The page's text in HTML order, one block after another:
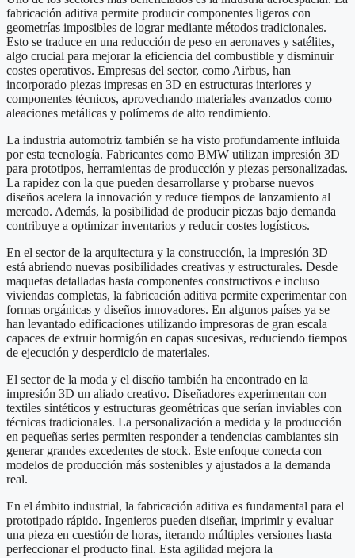
fabricación aditiva permite producir componentes ligeros con
geometrías imposibles de lograr mediante métodos tradicionales.
Esto se traduce en una reducción de peso en aeronaves y satélites,
algo crucial para mejorar la eficiencia del combustible y disminuir
costes operativos. Empresas del sector, como Airbus, han
incorporado piezas impresas en 3D en estructuras interiores y
componentes técnicos, aprovechando materiales avanzados como
aleaciones metálicas y polímeros de alto rendimiento.
La industria automotriz también se ha visto profundamente influida
por esta tecnología. Fabricantes como BMW utilizan impresión 3D
para prototipos, herramientas de producción y piezas personalizadas.
La rapidez con la que pueden desarrollarse y probarse nuevos
diseños acelera la innovación y reduce tiempos de lanzamiento al
mercado. Además, la posibilidad de producir piezas bajo demanda
contribuye a optimizar inventarios y reducir costes logísticos.
En el sector de la arquitectura y la construcción, la impresión 3D
está abriendo nuevas posibilidades creativas y estructurales. Desde
maquetas detalladas hasta componentes constructivos e incluso
viviendas completas, la fabricación aditiva permite experimentar con
formas orgánicas y diseños innovadores. En algunos países ya se
han levantado edificaciones utilizando impresoras de gran escala
capaces de extruir hormigón en capas sucesivas, reduciendo tiempos
de ejecución y desperdicio de materiales.
El sector de la moda y el diseño también ha encontrado en la
impresión 3D un aliado creativo. Diseñadores experimentan con
textiles sintéticos y estructuras geométricas que serían inviables con
técnicas tradicionales. La personalización a medida y la producción
en pequeñas series permiten responder a tendencias cambiantes sin
generar grandes excedentes de stock. Este enfoque conecta con
modelos de producción más sostenibles y ajustados a la demanda
real.
En el ámbito industrial, la fabricación aditiva es fundamental para el
prototipado rápido. Ingenieros pueden diseñar, imprimir y evaluar
una pieza en cuestión de horas, iterando múltiples versiones hasta
perfeccionar el producto final. Esta agilidad mejora la